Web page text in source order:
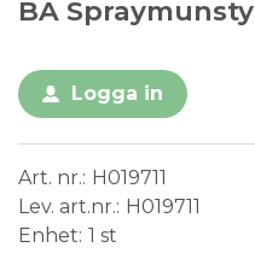
BA
Logga in
Art. nr.
H019711
Lev. art.nr.
H019711
Enhet 1 st